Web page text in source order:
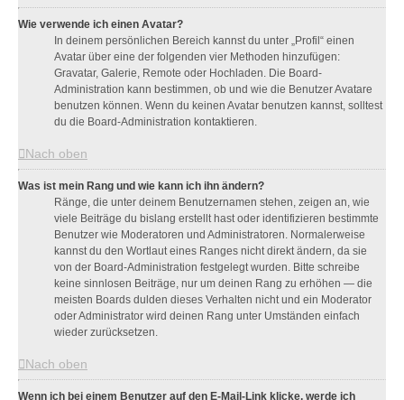
Wie verwende ich einen Avatar?
In deinem persönlichen Bereich kannst du unter „Profil“ einen
Avatar über eine der folgenden vier Methoden hinzufügen:
Gravatar, Galerie, Remote oder Hochladen. Die Board-
Administration kann bestimmen, ob und wie die Benutzer Avatare
benutzen können. Wenn du keinen Avatar benutzen kannst, solltest
du die Board-Administration kontaktieren.
Nach oben
Was ist mein Rang und wie kann ich ihn ändern?
Ränge, die unter deinem Benutzernamen stehen, zeigen an, wie
viele Beiträge du bislang erstellt hast oder identifizieren bestimmte
Benutzer wie Moderatoren und Administratoren. Normalerweise
kannst du den Wortlaut eines Ranges nicht direkt ändern, da sie
von der Board-Administration festgelegt wurden. Bitte schreibe
keine sinnlosen Beiträge, nur um deinen Rang zu erhöhen — die
meisten Boards dulden dieses Verhalten nicht und ein Moderator
oder Administrator wird deinen Rang unter Umständen einfach
wieder zurücksetzen.
Nach oben
Wenn ich bei einem Benutzer auf den E-Mail-Link klicke, werde ich